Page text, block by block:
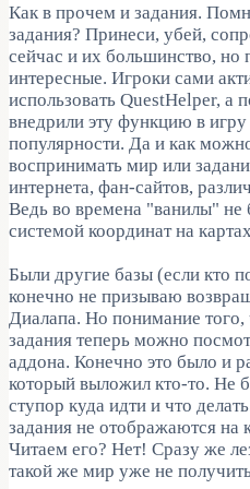
Как в прочем и задания.
задания? Принеси, убей,
сейчас и их большинство, но
интересные. Игроки сами
использовать QuestHelper, а
внедрили эту функцию в
популярности. Да и как
воспринимать мир или
интернета, фан-сайтов,
Ведь во времена "ванилы" не
системой координат на
Были другие базы (если кто
конечно не призываю
Диалапа. Но понимание
задания теперь можно
аддона. Конечно это было и
который выложил кто-то. Не
ступор куда идти и что
задания не отображаются на
Читаем его? Нет! Сразу же
такой же мир уже не